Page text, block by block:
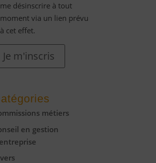
me désinscrire à tout
moment via un lien prévu
à cet effet.
Je m'inscris
métiers
en gestion